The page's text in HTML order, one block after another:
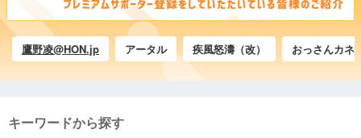
鷹野凌@HON.jp アータル 疾風怒濤（改） おっさんカネゴン
キーワードから探す